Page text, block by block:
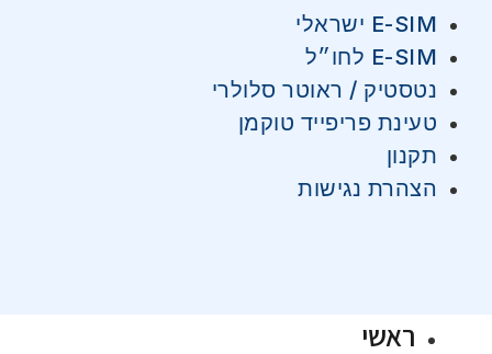
E-SIM ישראלי
E-SIM לחו״ל
נטסטיק / ראוטר סלולרי
טעינת פריפייד טוקמן
תקנון
הצהרת נגישות
ראשי